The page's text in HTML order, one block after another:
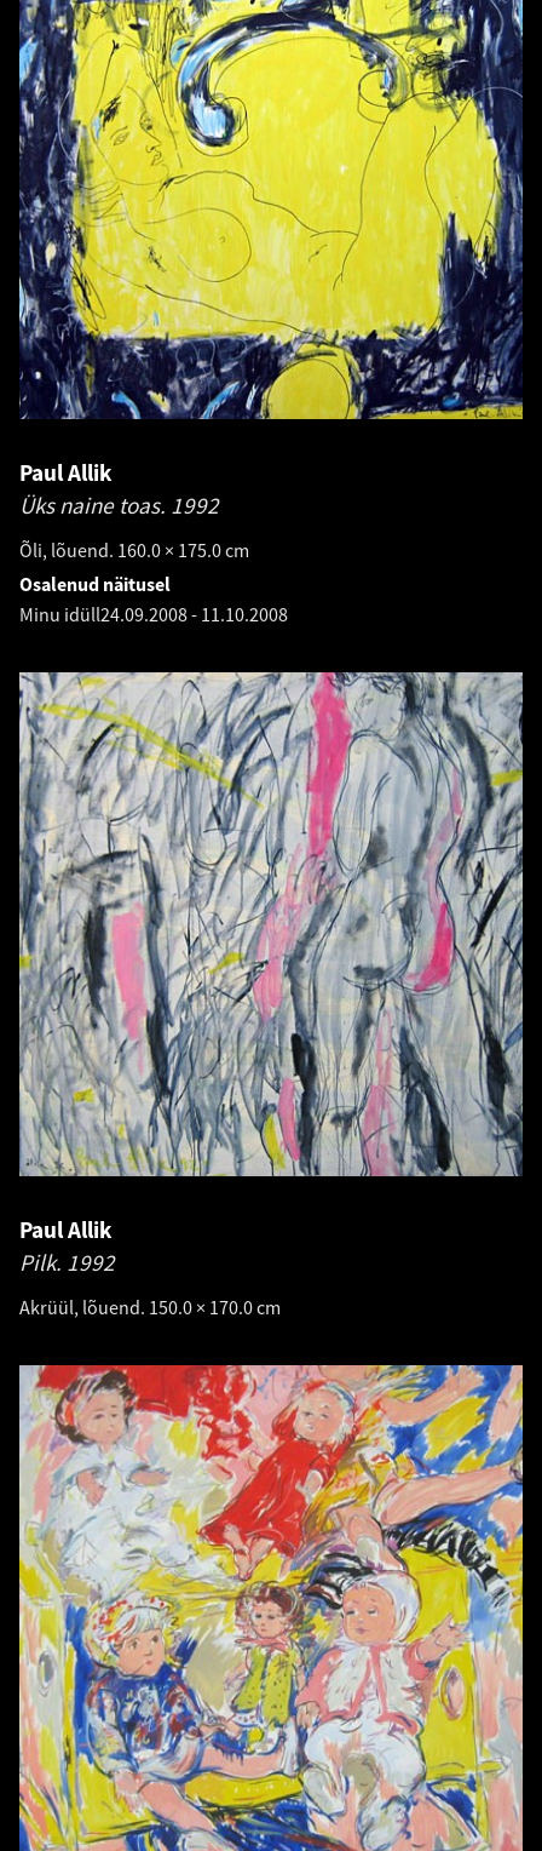
Paul Allik
Üks naine toas. 1992
Õli, lõuend. 160.0 × 175.0 cm
Osalenud näitusel
Minu idüll24.09.2008- 11.10.2008
Paul Allik
Pilk. 1992
Akrüül, lõuend. 150.0 × 170.0 cm